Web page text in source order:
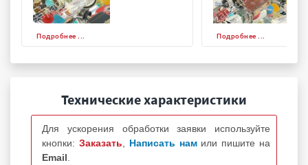
Подробнее ... Подробнее ...
Технические характеристики
Для ускорения обработки заявки используйте
кнопки: Заказать Написать нам или пишите на
Email